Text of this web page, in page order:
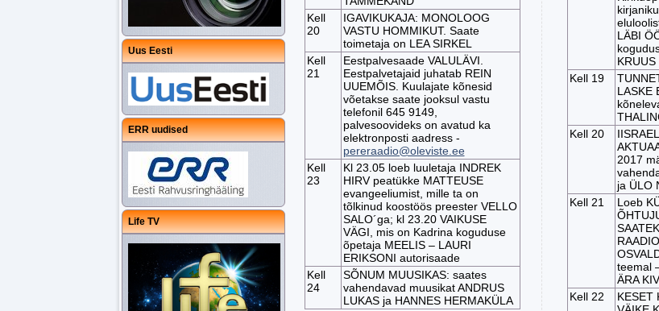
Uus Eesti
ERR uudised
Life TV
Kell
20
IGAVIKUKAJA: MONOLOOG
VASTU HOMMIKUT. Saate
toimetaja on LEA SIRKEL
Kell
21
Eestpalvesaade VALULÄVI.
Eestpalvetajaid juhatab REIN
UUEMÕIS. Kuulajate kõnesid
võetakse saate jooksul vastu
telefonil 645 9149,
palvesoovideks on avatud ka
elektronposti aadress -
pereraadio@oleviste.ee
Kell
23
Kl 23.05 loeb luuletaja INDREK
HIRV peatükke MATTEUSE
evangeeliumist, mille ta on
tõlkinud koostöös preester VELLO
SALO´ga; kl 23.20 VAIKUSE
VÄGI, mis on Kadrina koguduse
õpetaja MEELIS – LAURI
ERIKSONI autorisaade
Kell
24
SÕNUM MUUSIKAS: saates
vahendavad muusikat ANDRUS
LUKAS ja HANNES HERMAKÜLA
LÄBI
KRUUS
Kell 19
LASKE
Kell 20
2017
ja ÜLO
Kell 21
Loeb
teemal
ÄRA
Kell 22
KESET